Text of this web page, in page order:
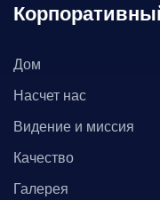
Дом
Насчет нас
Видение и миссия
Качество
Галерея